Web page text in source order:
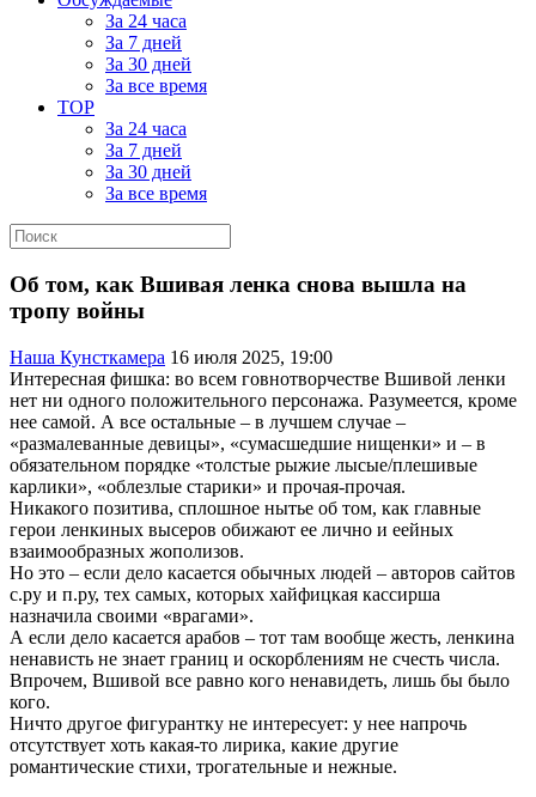
За 24 часа
За 7 дней
За 30 дней
За все время
TOP
За 24 часа
За 7 дней
За 30 дней
За все время
Об том, как Вшивая ленка снова вышла на
тропу войны
Наша Кунсткамера 16 июля 2025, 19:00
Интересная фишка: во всем говнотворчестве Вшивой ленки
нет ни одного положительного персонажа. Разумеется, кроме
нее самой. А все остальные – в лучшем случае –
«размалеванные девицы», «сумасшедшие нищенки» и – в
обязательном порядке «толстые рыжие лысые/плешивые
карлики», «облезлые старики» и прочая-прочая.
Никакого позитива, сплошное нытье об том, как главные
герои ленкиных высеров обижают ее лично и еейных
взаимообразных жополизов.
Но это – если дело касается обычных людей – авторов сайтов
с.ру и п.ру, тех самых, которых хайфицкая кассирша
назначила своими «врагами».
А если дело касается арабов – тот там вообще жесть, ленкина
ненависть не знает границ и оскорблениям не счесть числа.
Впрочем, Вшивой все равно кого ненавидеть, лишь бы было
кого.
Ничто другое фигурантку не интересует: у нее напрочь
отсутствует хоть какая-то лирика, какие другие
романтические стихи, трогательные и нежные.